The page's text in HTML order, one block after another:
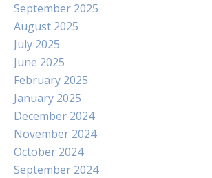
September 2025
August 2025
July 2025
June 2025
February 2025
January 2025
December 2024
November 2024
October 2024
September 2024